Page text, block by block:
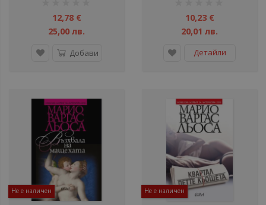
12,78 €
25,00 лв.
Добави
10,23 €
20,01 лв.
Детайли
Не е наличен Не е наличен